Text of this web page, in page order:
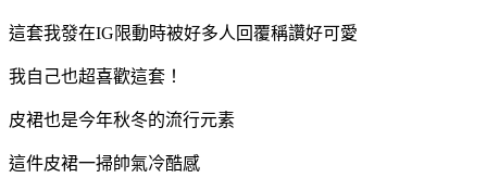
這套我發在IG限動時被好多人回覆稱讚好可愛
我自己也超喜歡這套！
皮裙也是今年秋冬的流行元素
這件皮裙一掃帥氣冷酷感